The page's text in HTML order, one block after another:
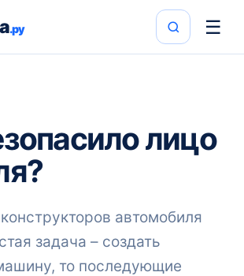
.ру ☰
лицо
автомобиля
задача – создать
то последующие